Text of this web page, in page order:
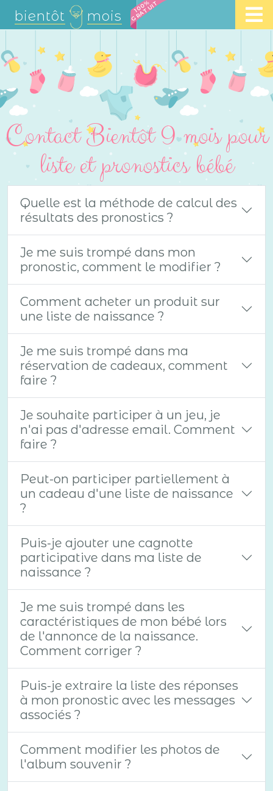
bientôt mois
100%
GRATUIT
Contact Bientôt 9 mois pour
liste et pronostics bébé
Quelle est la méthode de calcul des
résultats des pronostics ?
Je me suis trompé dans mon
pronostic, comment le modifier ?
Comment acheter un produit sur
une liste de naissance ?
Je me suis trompé dans ma
réservation de cadeaux, comment
faire ?
Je souhaite participer à un jeu, je
n'ai pas d'adresse email. Comment
faire ?
Peut-on participer partiellement à
un cadeau d'une liste de naissance
?
Puis-je ajouter une cagnotte
participative dans ma liste de
naissance ?
Je me suis trompé dans les
caractéristiques de mon bébé lors
de l'annonce de la naissance.
Comment corriger ?
Puis-je extraire la liste des réponses
à mon pronostic avec les messages
associés ?
Comment modifier les photos de
l'album souvenir ?